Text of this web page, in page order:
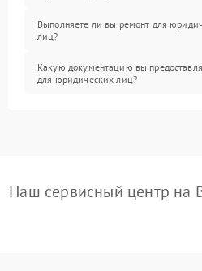
Выполняете ли вы ремонт для
лиц?
Какую документацию вы
для юридических лиц?
Наш сервисный центр на